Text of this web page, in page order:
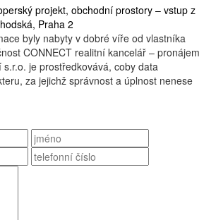
projekt, obchodní prostory – vstup z
Praha 2
byly nabyty v dobré víře od vlastníka
CONNECT realitní kancelář – pronájem
je prostředkovává, coby data
za jejichž správnost a úplnost nenese